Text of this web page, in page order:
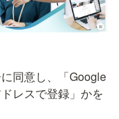
同意し、「Google
レスで登録」かを